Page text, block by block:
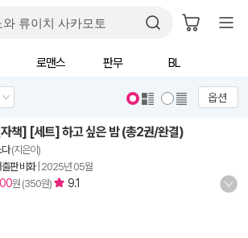
로맨스 판무 BL
옵션
책] [세트] 하고 싶은 밤 (총2권/완결)
(지은이)
판 비화| 2025년 05월
원 (350원) 9.1